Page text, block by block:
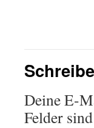
Deine E-
Felder